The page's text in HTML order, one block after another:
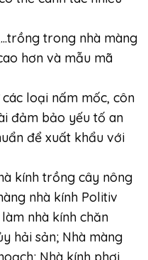
trong nhà màng
hơn và mẫu mã
loại nấm mốc, côn
đảm bảo yếu tố an
để xuất khẩu với
kính trồng cây nông
nhà kính Politiv
nhà kính chăn
hải sản; Nhà màng
Nhà kính phơi